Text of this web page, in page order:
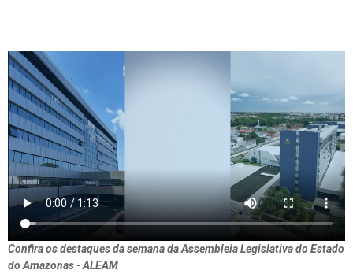
Confira os destaques da semana da Assembleia Legislativa do Estado
do Amazonas - ALEAM